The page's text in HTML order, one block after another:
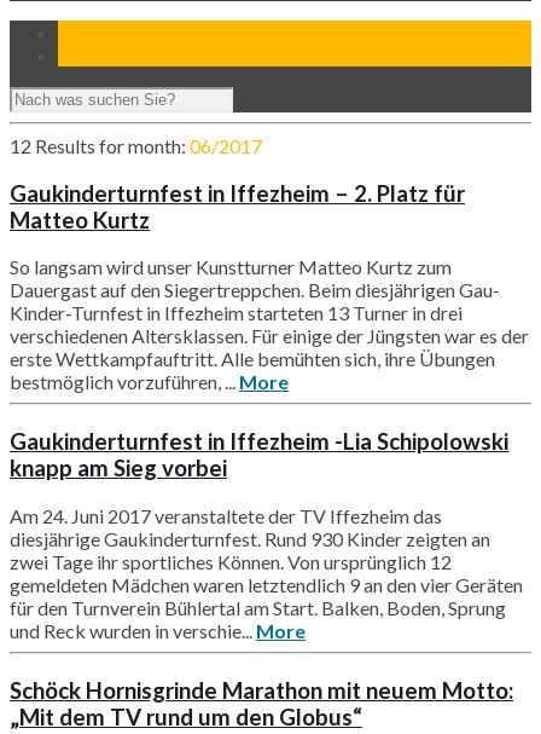
12 Results formonth: 06/2017
Gaukinderturnfest in Iffezheim – 2. Platz für
Matteo Kurtz
So langsam wird unser Kunstturner Matteo Kurtz zum
Dauergast auf den Siegertreppchen. Beim diesjährigen Gau-
Kinder-Turnfest in Iffezheim starteten 13 Turner in drei
verschiedenen Altersklassen. Für einige der Jüngsten war es der
erste Wettkampfauftritt. Alle bemühten sich, ihre Übungen
bestmöglich vorzuführen, ... More
Gaukinderturnfest in Iffezheim -Lia Schipolowski
knapp am Sieg vorbei
Am 24. Juni 2017 veranstaltete der TV Iffezheim das
diesjährige Gaukinderturnfest. Rund 930 Kinder zeigten an
zwei Tage ihr sportliches Können. Von ursprünglich 12
gemeldeten Mädchen waren letztendlich 9 an den vier Geräten
für den Turnverein Bühlertal am Start. Balken, Boden, Sprung
und Reck wurden in verschie... More
Schöck Hornisgrinde Marathon mit neuem Motto:
„Mit dem TV rund um den Globus“